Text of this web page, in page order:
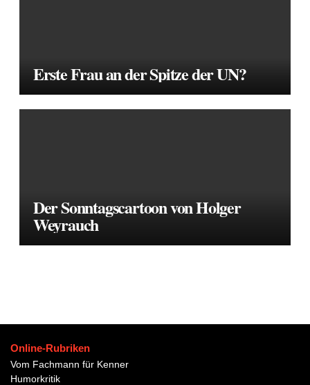
Erste Frau an der Spitze der UN?
Der Sonntagscartoon von Holger
Weyrauch
Online-Rubriken
Vom Fachmann für Kenner
Humorkritik